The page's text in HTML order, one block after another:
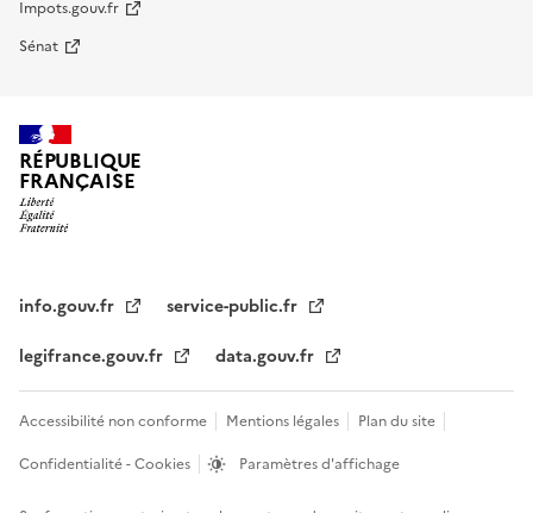
Impots.gouv.fr
Sénat
RÉPUBLIQUE
FRANÇAISE
info.gouv.fr
service-public.fr
legifrance.gouv.fr
data.gouv.fr
Accessibilité non conforme Mentions légales
Plan du site
Confidentialité - Cookies
Paramètres d'affichage